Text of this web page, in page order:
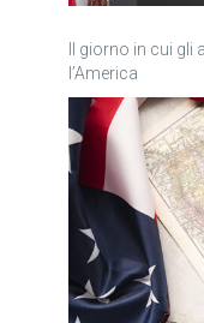
Il giorno in cui
l’America